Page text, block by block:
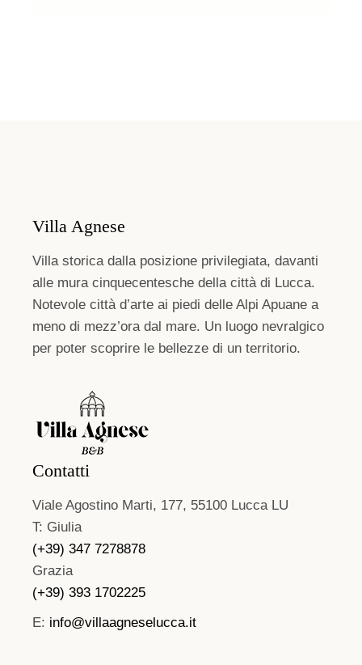
Villa Agnese
Villa storica dalla posizione privilegiata, davanti
alle mura cinquecentesche della città di Lucca.
Notevole città d’arte ai piedi delle Alpi Apuane a
meno di mezz’ora dal mare. Un luogo nevralgico
per poter scoprire le bellezze di un territorio.
Contatti
Viale Agostino Marti, 177, 55100 Lucca LU
T: Giulia
(+39) 347 7278878
Grazia
(+39) 393 1702225
E: info@villaagneselucca.it